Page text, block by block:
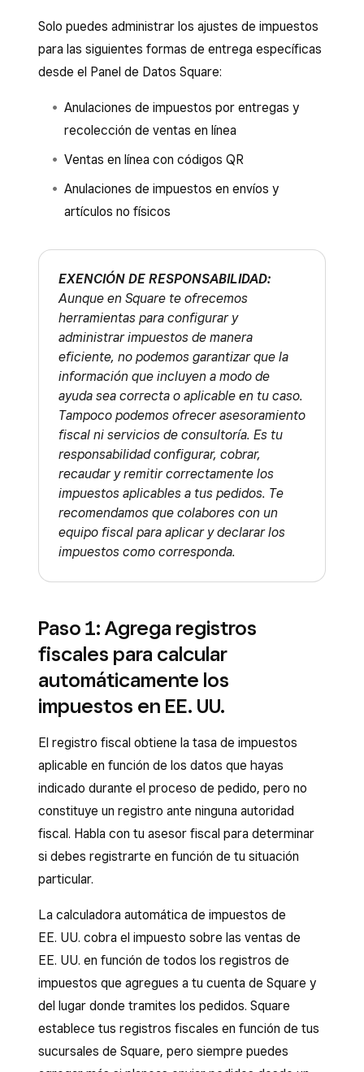
Solo puedes administrar los ajustes de impuestos
para las siguientes formas de entrega específicas
desde el Panel de Datos Square:
Anulaciones de impuestos por entregas y
recolección de ventas en línea
Ventas en línea con códigos QR
Anulaciones de impuestos en envíos y
artículos no físicos
EXENCIÓN DE RESPONSABILIDAD:
Aunque en Square te ofrecemos
herramientas para configurar y
administrar impuestos de manera
eficiente, no podemos garantizar que la
información que incluyen a modo de
ayuda sea correcta o aplicable en tu caso.
Tampoco podemos ofrecer asesoramiento
fiscal ni servicios de consultoría. Es tu
responsabilidad configurar, cobrar,
recaudar y remitir correctamente los
impuestos aplicables a tus pedidos. Te
recomendamos que colabores con un
equipo fiscal para aplicar y declarar los
impuestos como corresponda.
Paso 1: Agrega registros
fiscales para calcular
automáticamente los
impuestos en EE. UU.
El registro fiscal obtiene la tasa de impuestos
aplicable en función de los datos que hayas
indicado durante el proceso de pedido, pero no
constituye un registro ante ninguna autoridad
fiscal. Habla con tu asesor fiscal para determinar
si debes registrarte en función de tu situación
particular.
La calculadora automática de impuestos de
EE. UU. cobra el impuesto sobre las ventas de
EE. UU. en función de todos los registros de
impuestos que agregues a tu cuenta de Square y
del lugar donde tramites los pedidos. Square
establece tus registros fiscales en función de tus
sucursales de Square, pero siempre puedes